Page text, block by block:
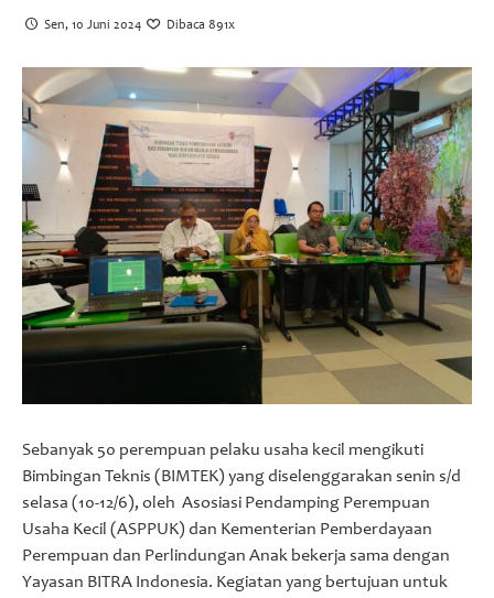
Sen, 10 Juni 2024 Dibaca 891x
Sebanyak 50 perempuan pelaku usaha kecil mengikuti
Bimbingan Teknis (BIMTEK) yang diselenggarakan senin s/d
selasa (10-12/6), oleh Asosiasi Pendamping Perempuan
Usaha Kecil (ASPPUK) dan Kementerian Pemberdayaan
Perempuan dan Perlindungan Anak bekerja sama dengan
Yayasan BITRA Indonesia. Kegiatan yang bertujuan untuk